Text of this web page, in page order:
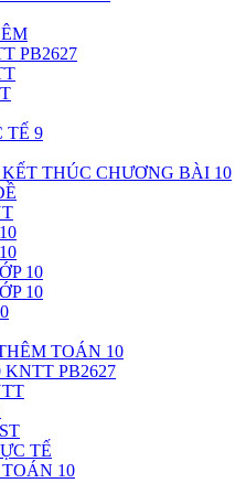
PB2627
TẾ 9
THÚC CHƯƠNG BÀI 10
10
10
TOÁN 10
PB2627
TẾ
10